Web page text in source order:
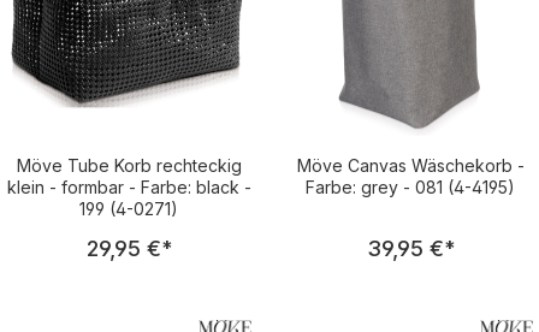
Möve Tube Korb rechteckig
klein - formbar - Farbe: black -
199 (4-0271)
Regulärer Preis:
29,95 €*
Möve Canvas Wäschekorb -
Farbe: grey - 081 (4-4195)
Regulärer
39,95 €*